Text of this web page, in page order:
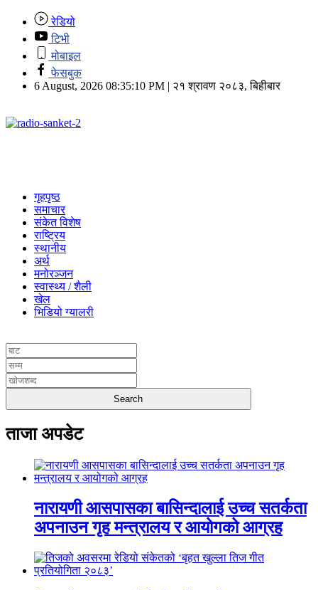
रेडियो
टिभी
मोबाइल
फेसबुक
6 August, 2026 08:35:10 PM | २१ श्रावण २०८३, बिहीबार
गृहपृष्ठ
समाचार
संकेत विशेष
राष्ट्रिय
स्थानीय
अर्थ
मनोरञ्जन
स्वास्थ्य / शैली
खेल
भिडियो ग्यालरी
ताजा अपडेट
नारायणी आसपासका बासिन्दालाई उच्च सतर्कता
अपनाउन गृह मन्त्रालय र आयोगको आग्रह